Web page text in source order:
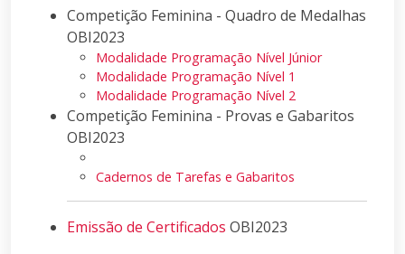
Competição Feminina - Quadro de Medalhas
OBI2023
Modalidade Programação Nível Júnior
Modalidade Programação Nível 1
Modalidade Programação Nível 2
Competição Feminina - Provas e Gabaritos
OBI2023
Cadernos de Tarefas e Gabaritos
Emissão de Certificados OBI2023